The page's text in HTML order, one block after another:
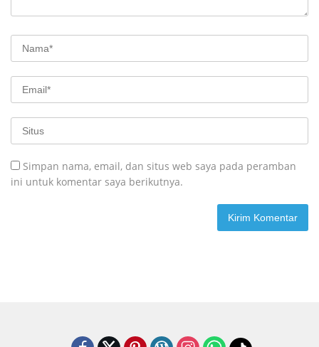
Simpan nama, email, dan situs web saya pada peramban
ini untuk komentar saya berikutnya.